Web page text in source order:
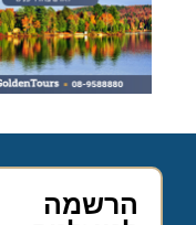
הרשמה